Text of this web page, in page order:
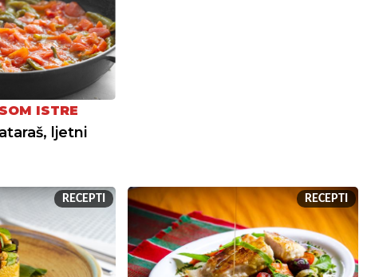
ISTRE
ljetni
RECEPTI RECEPTI